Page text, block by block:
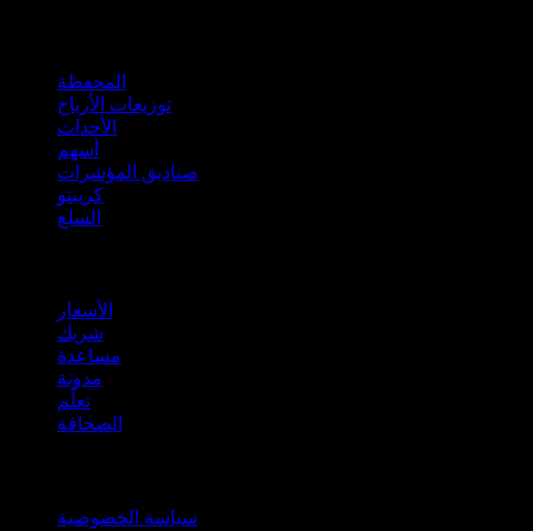
المحفظة
توزيعات الأرباح
الأحداث
أسهم
صناديق المؤشرات
كريبتو
السلع
الأسعار
شريك
مساعدة
مدونة
تعلّم
الصحافة
سياسة الخصوصية